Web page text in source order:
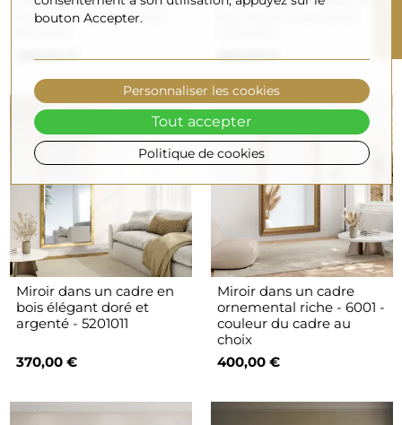
bois blanc ornementé -
Miroir dans un cadre en
bois élégant doré et
argenté - 5201011
370,00 €
Miroir dans un cadre
ornemental riche - 6001 -
couleur du cadre au
choix
400,00 €
bouton Accepter.
Politique de cookies
Personnaliser les cookies
Tout accepter